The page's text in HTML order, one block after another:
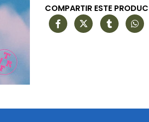
COMPARTIR ESTE